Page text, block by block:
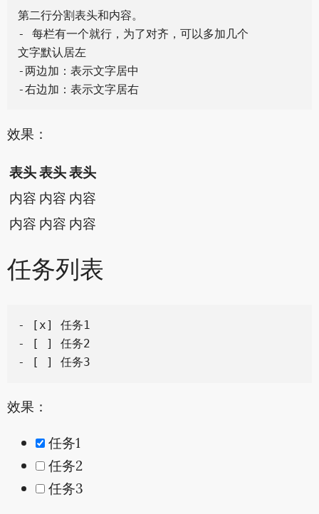
第二行分割表头和内容。
- 每栏有一个就行，为了对齐，可以多加几个
文字默认居左
-两边加：表示文字居中
效果：
表头表头表头
内容 内容 内容
内容 内容 内容
任务列表
- [x] 任务1
- [ ] 任务2
效果：
任务1
任务2
任务3